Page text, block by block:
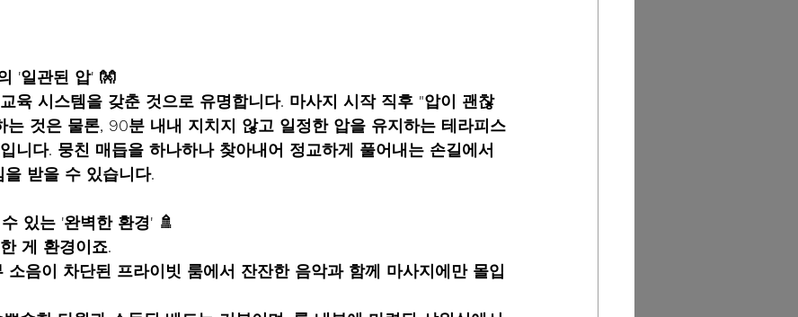
'일관된 압' 👐
육 시스템을 갖춘 것으로 유명합니다. 마사지 시작 직후 "압이 괜찮
는 것은 물론, 90분 내내 지치지 않고 일정한 압을 유지하는 테라피스
니다. 뭉친 매듭을 하나하나 찾아내어 정교하게 풀어내는 손길에서
받을 수 있습니다.
있는 '완벽한 환경' 🚿
게 환경이죠.
소음이 차단된 프라이빗 룸에서 잔잔한 음악과 함께 마사지에만 몰입